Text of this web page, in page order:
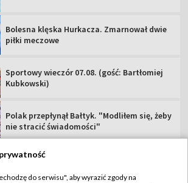
Bolesna klęska Hurkacza. Zmarnował dwie
piłki meczowe
Sportowy wieczór 07.08. (gość: Bartłomiej
Kubkowski)
Polak przepłynął Bałtyk. "Modliłem się, żeby
nie stracić świadomości"
do serwisu", aby wyrazić zgody na